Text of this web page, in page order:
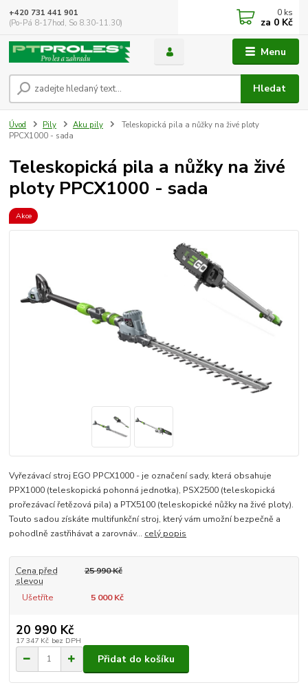
Menu
Hledat
+420 731 441 901
(Po-Pá 8-17hod, So 8.30-11.30)
0 ks
za 0 Kč
Úvod Pily Aku pily
Teleskopická pila a nůžky na živé ploty
PPCX1000 - sada
Teleskopická pila a nůžky na živé
ploty PPCX1000 - sada
Akce
Vyřezávací stroj EGO PPCX1000 - je označení sady, která obsahuje
PPX1000 (teleskopická pohonná jednotka), PSX2500 (teleskopická
prořezávací řetězová pila) a PTX5100 (teleskopické nůžky na živé ploty).
Touto sadou získáte multifunkční stroj, který vám umožní bezpečně a
pohodlně zastřihávat a zarovnáv... celý popis
Cena před
slevou
25 990 Kč
Ušetříte 5 000 Kč
20 990 Kč
17 347 Kč bez DPH
Přidat do košíku